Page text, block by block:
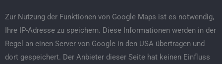
Zur Nutzung der Funktionen von Google Maps ist es notwendig,
Ihre IP-Adresse zu speichern. Diese Informationen werden in der
Regel an einen Server von Google in den USA übertragen und
dort gespeichert. Der Anbieter dieser Seite hat keinen Einfluss